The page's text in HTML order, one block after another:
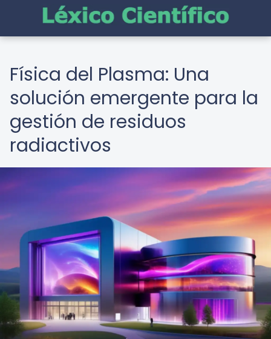
Física del Plasma: Una
solución emergente para la
gestión de residuos
radiactivos